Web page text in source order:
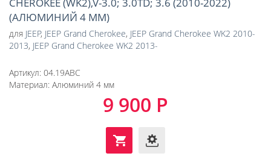
(АЛЮМИНИЙ 4 ММ)
для JEEP, JEEP Grand Cherokee, JEEP Grand Cherokee WK2 2010-
2013, JEEP Grand Cherokee WK2 2013-
Артикул: 04.19ABC
Материал: Алюминий 4 мм
9 900 Р